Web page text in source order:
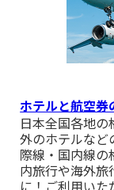
定】西船橋発 富
峰狩り』 催行決
■8月11日出発
定】西船橋発 富
峰狩り』 催行ま
■9月20日出発 関
決定】西船橋発
シャインマスカ
■8月08日,09日
日,21日,23日出発
決定！】西船橋
ホテルと航空券
日本全国各地
外のホテルなど
際線・国内線
内旅行や海外旅
に！ご利用いた